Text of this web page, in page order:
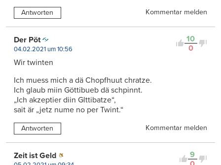
Antworten Kommentar melden
10
0
Der Pöt
04.02.2021 um 10:56
Wir twinten
Ich muess mich a dä Chopfhuut chratze.
Ich glaub miin Göttibueb dä schpinnt.
„Ich akzeptier diin Glttibatze“,
sait är „jetz nume no per Twint.“
Antworten Kommentar melden
9
Zeit ist Geld